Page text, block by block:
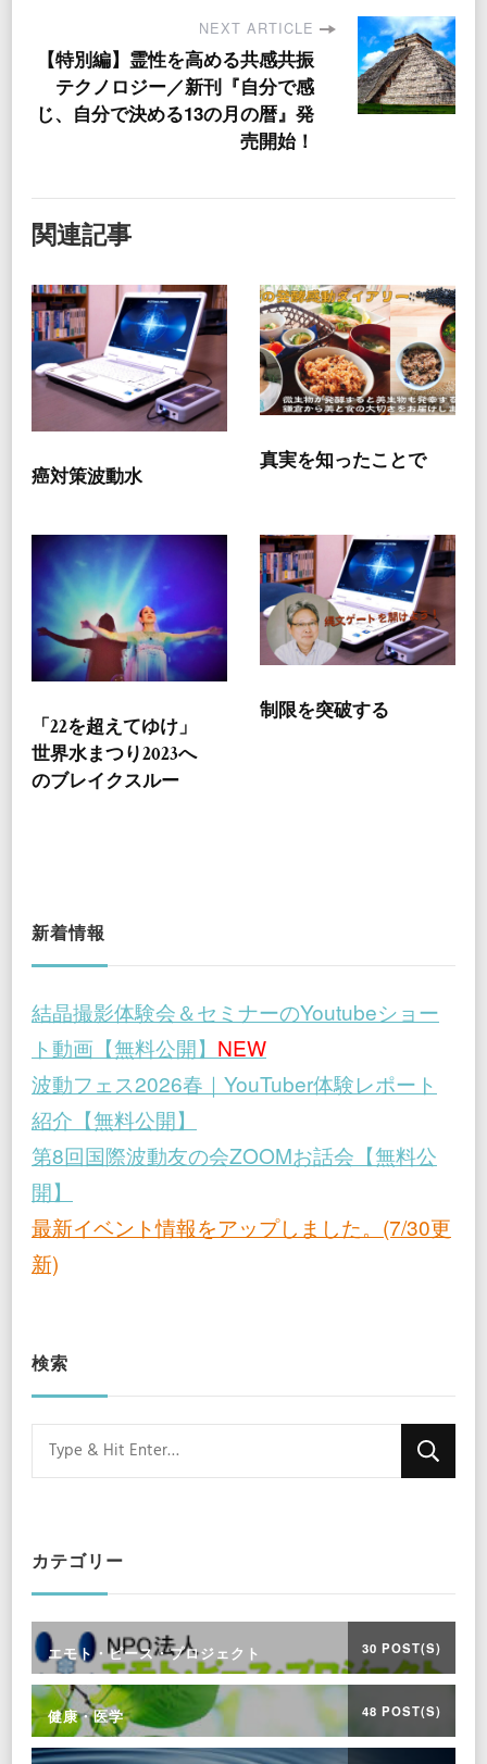
NEXT ARTICLE
【特別編】霊性を高める共感共振
テクノロジー／新刊『自分で感
じ、自分で決める13の月の暦』発
売開始！
関連記事
癌対策波動水
真実を知ったことで
「22を超えてゆけ」
世界水まつり2023へ
のブレイクスルー
制限を突破する
新着情報
結晶撮影体験会＆セミナーのYoutubeショー
ト動画【無料公開】 NEW
波動フェス2026春｜YouTuber体験レポート
紹介【無料公開】
第8回国際波動友の会ZOOMお話会【無料公
開】
最新イベント情報をアップしました。(7/30更
新)
検索
Looking
for
カテゴリー
エモト・ピース・プロジェクト 30 POST(S)
健康・医学 48 POST(S)